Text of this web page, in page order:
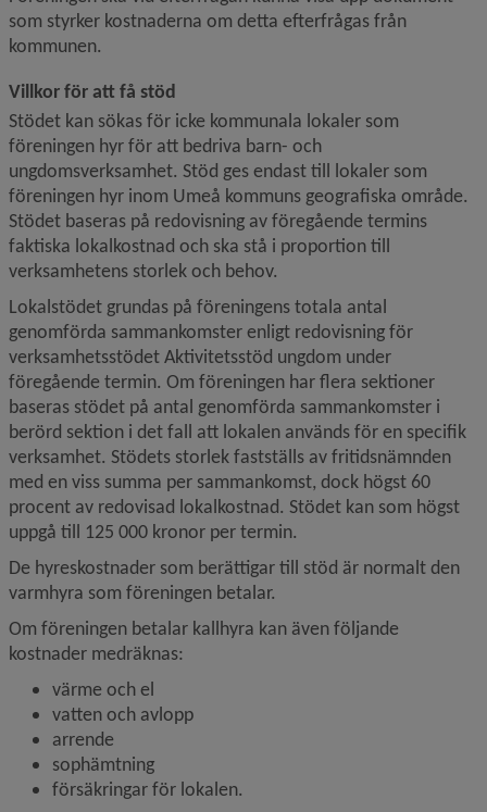
som styrker kostnaderna om detta efterfrågas från
kommunen.
Villkor för att få stöd
Stödet kan sökas för icke kommunala lokaler som
föreningen hyr för att bedriva barn- och
ungdomsverksamhet. Stöd ges endast till lokaler som
föreningen hyr inom Umeå kommuns geografiska område.
Stödet baseras på redovisning av föregående termins
faktiska lokalkostnad och ska stå i proportion till
verksamhetens storlek och behov.
Lokalstödet grundas på föreningens totala antal
genomförda sammankomster enligt redovisning för
verksamhetsstödet Aktivitetsstöd ungdom under
föregående termin. Om föreningen har flera sektioner
baseras stödet på antal genomförda sammankomster i
berörd sektion i det fall att lokalen används för en specifik
verksamhet. Stödets storlek fastställs av fritidsnämnden
med en viss summa per sammankomst, dock högst 60
procent av redovisad lokalkostnad. Stödet kan som högst
uppgå till 125 000 kronor per termin.
De hyreskostnader som berättigar till stöd är normalt den
varmhyra som föreningen betalar.
Om föreningen betalar kallhyra kan även följande
kostnader medräknas:
värme och el
vatten och avlopp
arrende
sophämtning
försäkringar för lokalen.